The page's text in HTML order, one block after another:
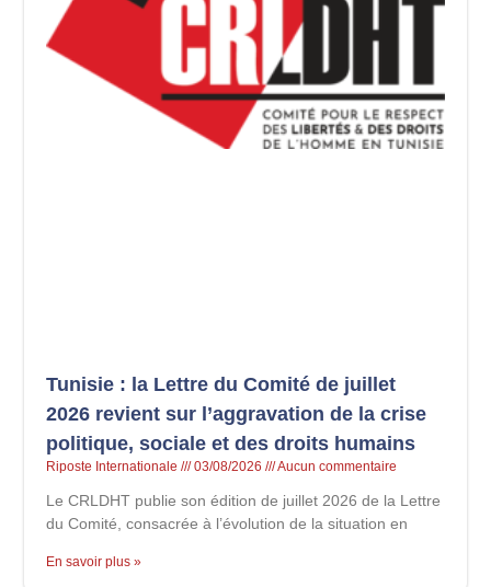
Tunisie : la Lettre du Comité de juillet
2026 revient sur l’aggravation de la crise
politique, sociale et des droits humains
Riposte Internationale 03/08/2026 Aucun commentaire
Le CRLDHT publie son édition de juillet 2026 de la Lettre
du Comité, consacrée à l’évolution de la situation en
En savoir plus »